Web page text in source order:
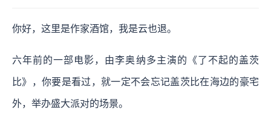
你好，这里是作家酒馆，我是云也退。
六年前的一部电影，由李奥纳多主演的《了不起的盖茨
比》，你要是看过，就一定不会忘记盖茨比在海边的豪宅
外，举办盛大派对的场景。